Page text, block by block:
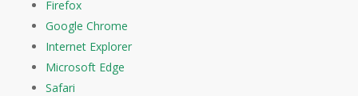
Firefox
Google Chrome
Internet Explorer
Microsoft Edge
Safari